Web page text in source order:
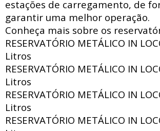
estações de carregamento, de
garantir uma melhor operação.
Conheça mais sobre os
RESERVATÓRIO METÁLICO IN
Litros
RESERVATÓRIO METÁLICO IN
Litros
RESERVATÓRIO METÁLICO IN
Litros
RESERVATÓRIO METÁLICO IN